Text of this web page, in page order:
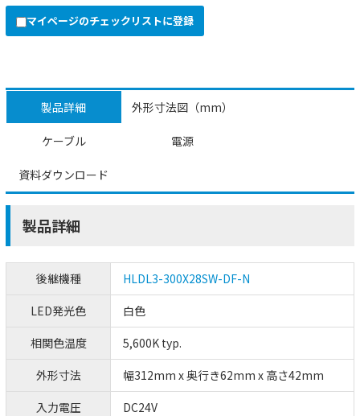
マイページのチェックリストに登録
製品詳細 外形寸法図（mm）
ケーブル 電源
資料ダウンロード
製品詳細
後継機種
HLDL3-300X28SW-DF-N
LED発光色
白色
相関色温度
5,600K typ.
外形寸法
幅312mm x 奥行き62mm x 高さ42mm
入力電圧
DC24V